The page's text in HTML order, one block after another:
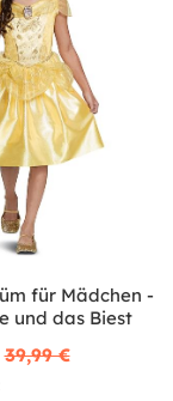
für Mädchen -
und das Biest
39,99 €